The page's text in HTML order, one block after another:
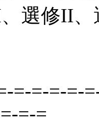
選修II
=-=-=-=-
=-=